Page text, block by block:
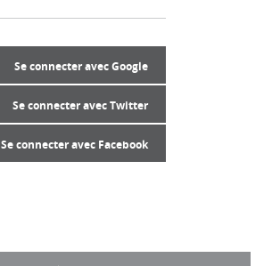
Se connecter avec Google
Se connecter avec Twitter
Se connecter avec Facebook